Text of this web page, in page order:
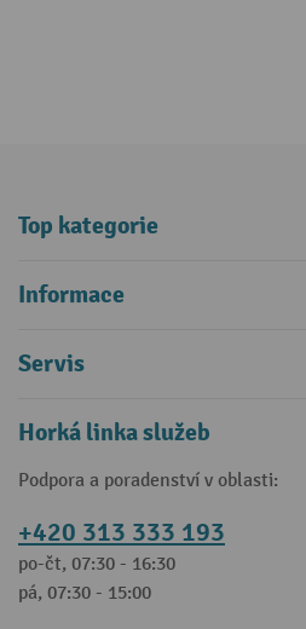
Top kategorie
Informace
Servis
Horká linka služeb
Podpora a poradenství v oblasti:
+420 313 333 193
po-čt, 07:30 - 16:30
pá, 07:30 - 15:00